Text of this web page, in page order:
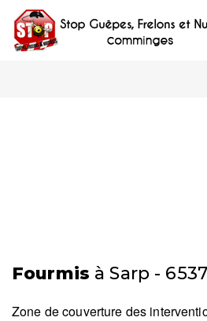
Fourmis à Sarp -
Zone de couverture des